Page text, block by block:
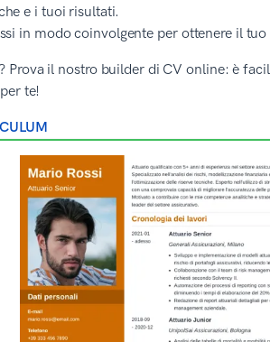
e i tuoi risultati.
in modo coinvolgente per ottenere il
il nostro builder di CV online: è
te!